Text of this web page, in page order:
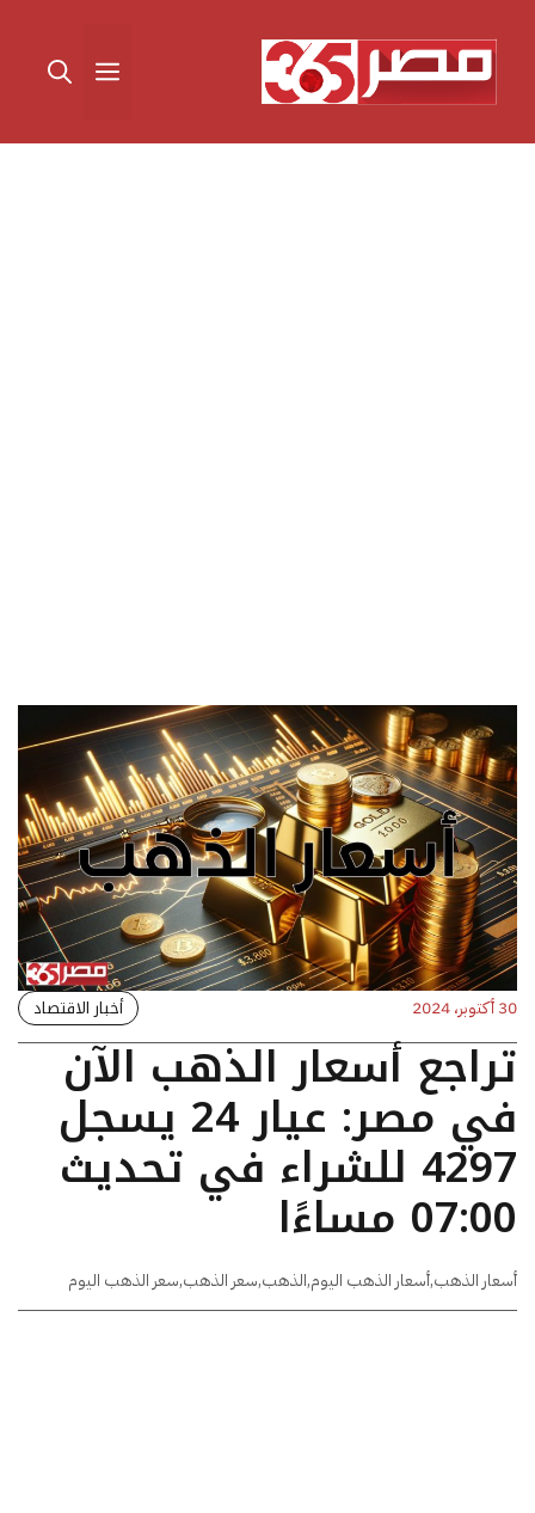
المحتوى القائمة
30 أكتوبر، 2024 أخبار الاقتصاد
تراجع أسعار الذهب الآن
في مصر: عيار 24 يسجل
4297 للشراء في تحديث
07:00 مساءًا
أسعار الذهب,أسعار الذهب اليوم,الذهب,سعر الذهب,سعر الذهب اليوم